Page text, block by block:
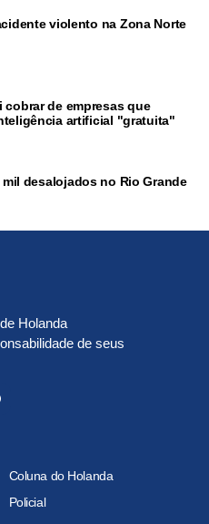
violento na Zona Norte
de empresas que
artificial "gratuita"
desalojados no Rio Grande
Holanda
de seus
Coluna do Holanda
Policial